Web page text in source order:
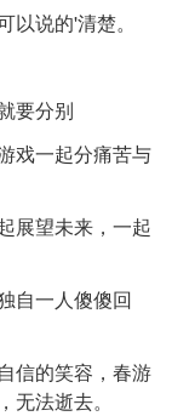
说的'清楚。
要分别
一起分痛苦与
望未来，一起
自一人傻傻回
的笑容，春游
法逝去。